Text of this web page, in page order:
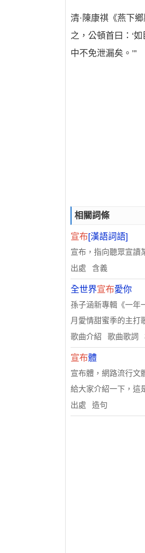
清·陳康祺《燕下
之，公頓首曰：‘
中不免泄漏矣。’”
相關詞條
宣布[漢語詞語]
宣布，指向聽眾宣讀
出處 含義
全世界宣布愛你
孫子涵新專輯《一年
月愛情甜蜜季的主打
歌曲介紹 歌曲歌詞
宣布體
宣布體，網路流行文
給大家介紹一下，這
出處 造句